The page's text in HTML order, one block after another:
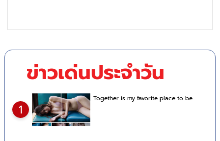
ข่าวเด่นประจำวัน
1
Together is my favorite place to be.